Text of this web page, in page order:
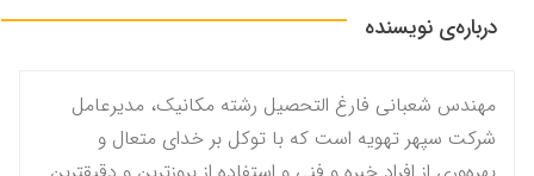
درباره‌ی نویسنده
مهندس شعبانی فارغ التحصیل رشته مکانیک، مدیرعامل
شرکت سپهر تهویه است که با توکل بر خدای متعال و